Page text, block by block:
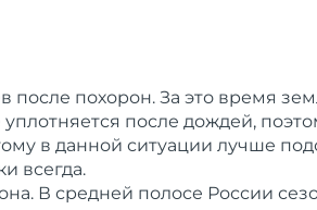
после похорон. За это время
после дождей,
в данной ситуации лучше
всегда.
В средней полосе России